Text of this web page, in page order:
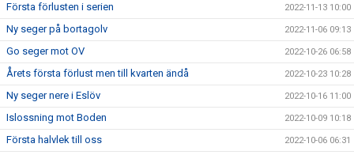
Första förlusten i serien 2022-11-13 10:00
Ny seger på bortagolv 2022-11-06 09:13
Go seger mot OV 2022-10-26 06:58
Årets första förlust men till kvarten ändå 2022-10-23 10:28
Ny seger nere i Eslöv 2022-10-16 11:00
Islossning mot Boden 2022-10-09 10:18
Första halvlek till oss 2022-10-06 06:31